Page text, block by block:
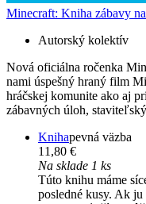
Minecraft: Kniha zábavy
Autorský kolektív
Nová oficiálna ročenka
nami úspešný hraný film
hráčskej komunite ako aj
zábavných úloh,
Knihapevná väzba
11,80 €
Na sklade 1 ks
Túto knihu máme
posledné kusy. Ak